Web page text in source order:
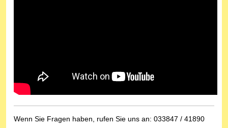
Wenn Sie Fragen haben, rufen Sie uns an: 033847 / 41890